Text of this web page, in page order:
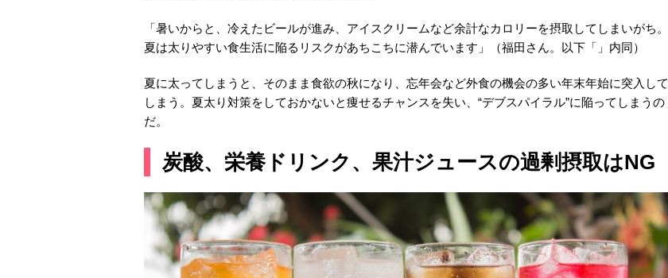
「暑いからと、冷えたビールが進み、アイスクリームなど余計なカロリーを摂取してしまいがち。
夏は太りやすい食生活に陥るリスクがあちこちに潜んでいます」（福田さん。以下「」内同）
夏に太ってしまうと、そのまま食欲の秋になり、忘年会など外食の機会の多い年末年始に突入して
しまう。夏太り対策をしておかないと痩せるチャンスを失い、“デブスパイラル”に陥ってしまうの
だ。
炭酸、栄養ドリンク、果汁ジュースの過剰摂取はNG